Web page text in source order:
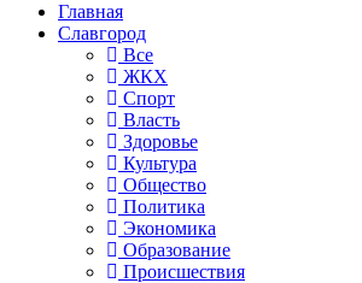
Главная
Славгород
Все
ЖКХ
Спорт
Власть
Здоровье
Культура
Общество
Политика
Экономика
Образование
Происшествия